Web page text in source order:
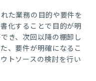
た業務の目的や要件を
化することで目的が明
き、次回以降の棚卸し
、要件が明確になるこ
トソースの検討を行い